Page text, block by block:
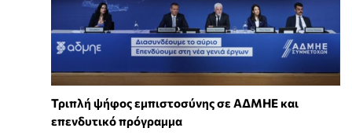
Τριπλή ψήφος εμπιστοσύνης σε ΑΔΜΗΕ και
επενδυτικό πρόγραμμα